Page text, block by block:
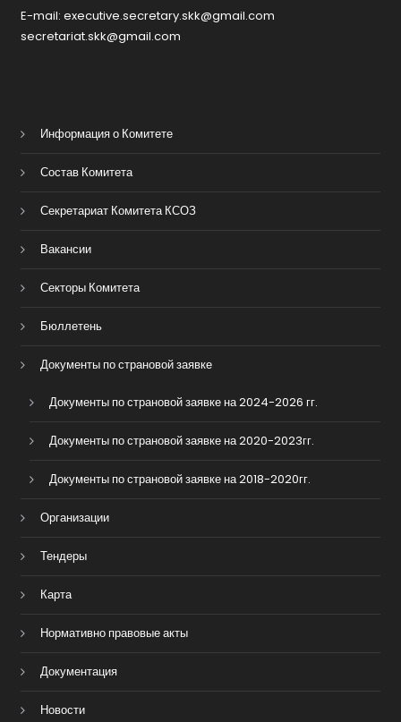
E-mail: executive.secretary.skk@gmail.com
secretariat.skk@gmail.com
Информация о Комитете
Состав Комитета
Секретариат Комитета КСОЗ
Вакансии
Секторы Комитета
Бюллетень
Документы по страновой заявке
Документы по страновой заявке на 2024-2026 гг.
Документы по страновой заявке на 2020-2023гг.
Документы по страновой заявке на 2018-2020гг.
Организации
Тендеры
Карта
Нормативно правовые акты
Документация
Новости